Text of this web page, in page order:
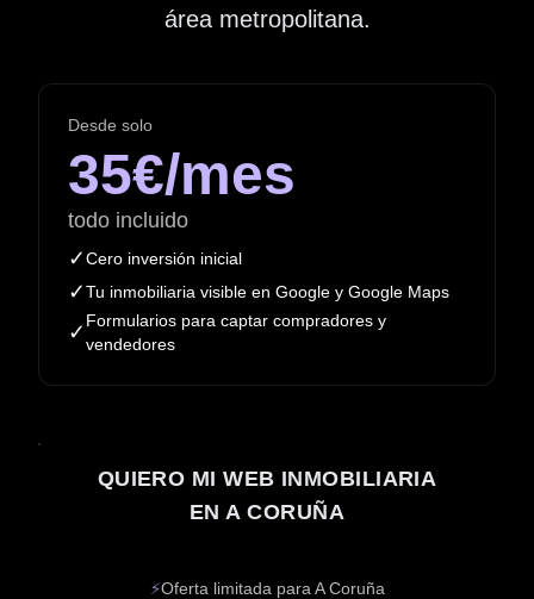
área metropolitana.
Desde solo
35€/mes
todo incluido
✓Cero inversión inicial
✓Tu inmobiliaria visible en Google y Google Maps
✓ Formularios para captar compradores y
vendedores
QUIERO MI WEB INMOBILIARIA
EN A CORUÑA
⚡Oferta limitada para A Coruña